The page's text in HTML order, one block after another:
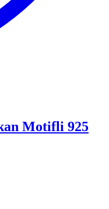
Motifli 925